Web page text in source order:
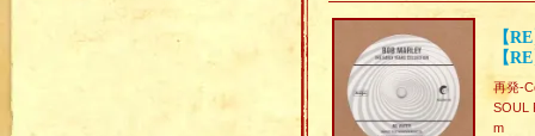
【
【
再発-
SOUL
m